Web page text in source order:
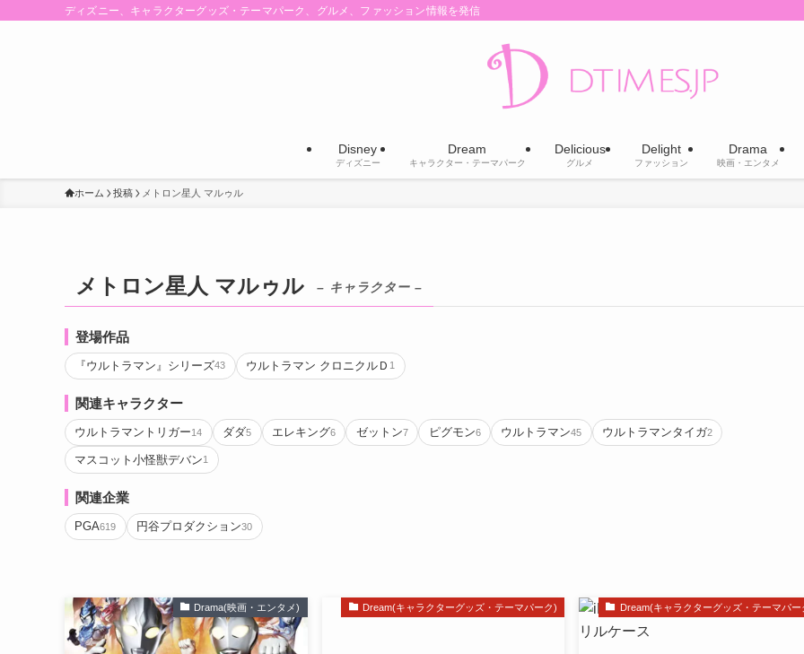
ディズニー、キャラクターグッズ・テーマパーク、グルメ、ファッション情報を発信
Disney
ディズニー
Dream
キャラクター・テーマパーク
Delicious
グルメ
Delight
ファッション
Drama
映画・エンタメ
ホーム 投稿 メトロン星人 マルゥル
メトロン星人 マルゥル – キャラクター –
登場作品
『ウルトラマン』シリーズ43 ウルトラマン クロニクルＤ 1
関連キャラクター
​ウルトラマントリガー14 ダダ5 エレキング6 ゼットン7 ピグモン6 ウルトラマン45 ウルトラマンタイガ2
マスコット小怪獣デバン1
関連企業
PGA619 円谷プロダクション30
Drama(映画・エンタメ) Dream(キャラクターグッズ・テーマパーク) Dream(キャラクターグッズ・テーマパー